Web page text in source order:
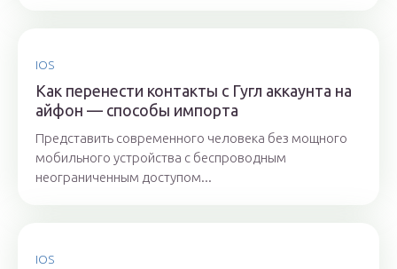
IOS
Как перенести контакты с Гугл аккаунта на
айфон — способы импорта
Представить современного человека без мощного
мобильного устройства с беспроводным
неограниченным доступом...
IOS